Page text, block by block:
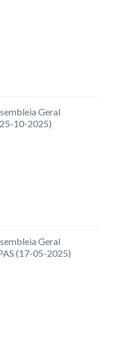
Geral
10-2025)
Geral
(17-05-2025)